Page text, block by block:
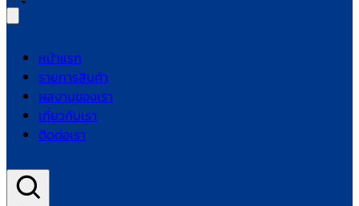
หน้าแรก
รายการสินค้า
ผลงานของเรา
เกี่ยวกับเรา
ติดต่อเรา